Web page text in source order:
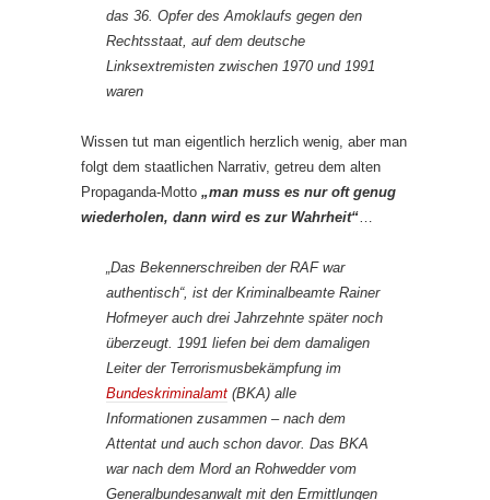
das 36. Opfer des Amoklaufs gegen den
Rechtsstaat, auf dem deutsche
Linksextremisten zwischen 1970 und 1991
waren
Wissen tut man eigentlich herzlich wenig, aber man
folgt dem staatlichen Narrativ, getreu dem alten
Propaganda-Motto „man muss es nur oft genug
wiederholen, dann wird es zur Wahrheit“
„Das Bekennerschreiben der RAF war
authentisch“, ist der Kriminalbeamte Rainer
Hofmeyer auch drei Jahrzehnte später noch
überzeugt. 1991 liefen bei dem damaligen
Leiter der Terrorismusbekämpfung im
Bundeskriminalamt (BKA) alle
Informationen zusammen – nach dem
Attentat und auch schon davor. Das BKA
war nach dem Mord an Rohwedder vom
Generalbundesanwalt mit den Ermittlungen